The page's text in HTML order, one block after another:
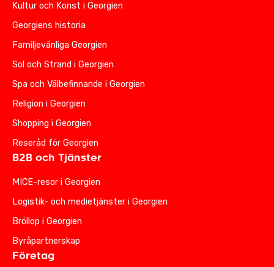
Kultur och Konst i Georgien
Georgiens historia
Familjevänliga Georgien
Sol och Strand i Georgien
Spa och Välbefinnande i Georgien
Religion i Georgien
Shopping i Georgien
Reseråd för Georgien
B2B och Tjänster
MICE-resor i Georgien
Logistik- och medietjänster i Georgien
Bröllop i Georgien
Byråpartnerskap
Företag